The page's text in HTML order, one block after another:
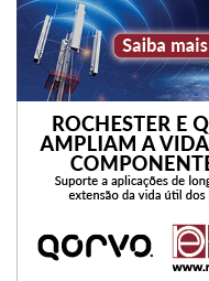
As credenciais
radar e se movam
sem serem detectados.
CrowdStrike mostram
contornando as
25% dos ataques
como laptops
suprimentos em que as
visibilidade e controle.